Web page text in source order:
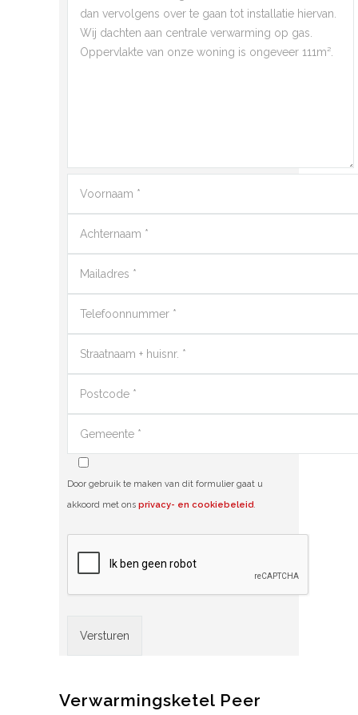
Door gebruik te maken van dit formulier gaat u
akkoord met ons privacy- en cookiebeleid.
Verwarmingsketel Peer